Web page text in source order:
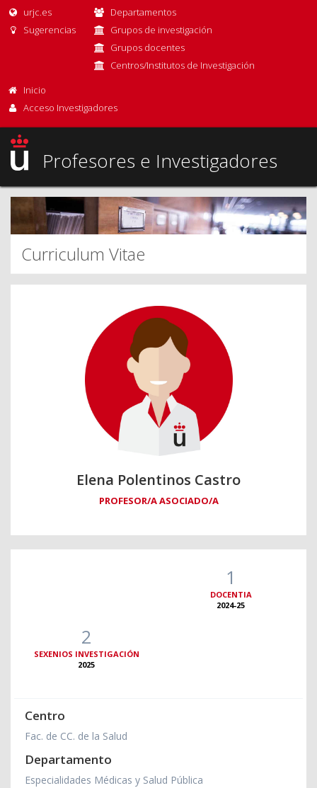
urjc.es
Sugerencias
Departamentos
Grupos de investigación
Grupos docentes
Centros/Institutos de Investigación
Inicio
Acceso Investigadores
Profesores e Investigadores
Curriculum Vitae
Elena Polentinos Castro
PROFESOR/A ASOCIADO/A
1
DOCENTIA
2024-25
2
SEXENIOS INVESTIGACIÓN
2025
Centro
Fac. de CC. de la Salud
Departamento
Especialidades Médicas y Salud Pública